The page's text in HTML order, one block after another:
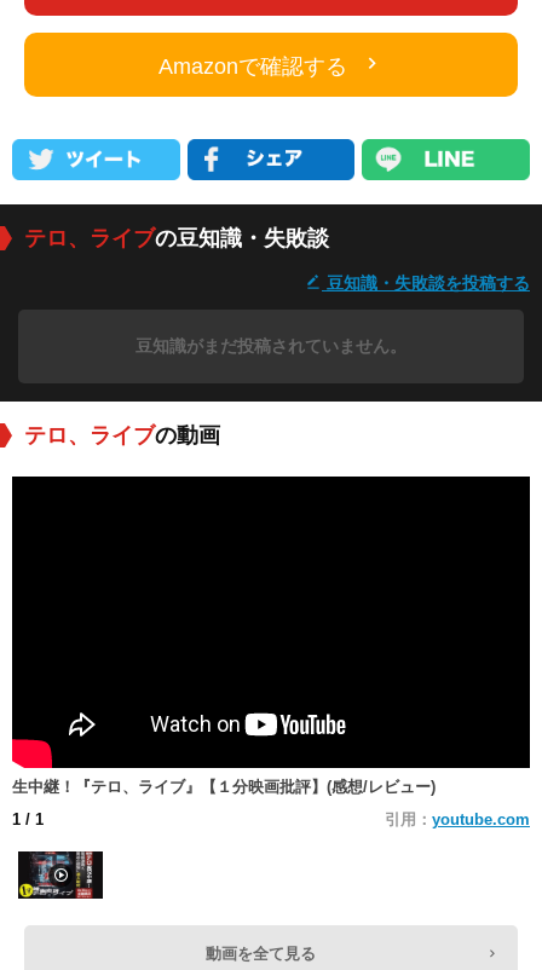
Amazonで確認する
テロ、ライブの豆知識・失敗談
豆知識・失敗談を投稿する
豆知識がまだ投稿されていません。
テロ、ライブの動画
生中継！『テロ、ライブ』【１分映画批評】(感想/レビュー)
1 / 1 引用： youtube.com
動画を全て見る